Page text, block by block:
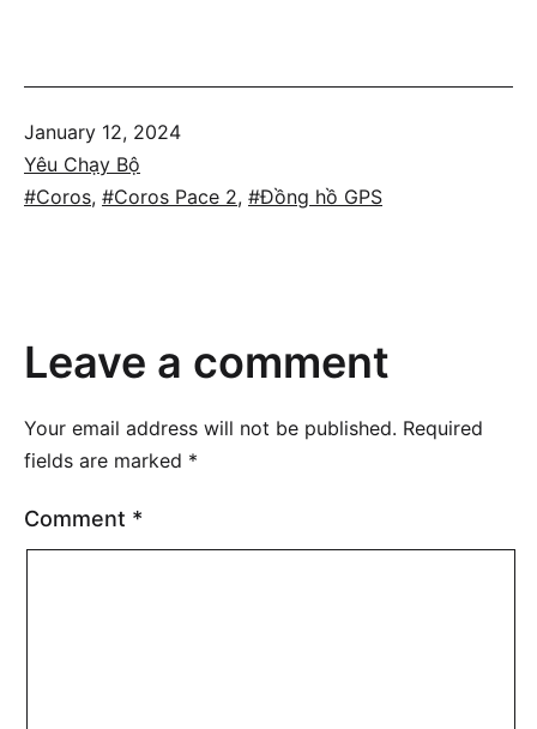
Published
January 12, 2024
Categorized
as
Yêu Chạy Bộ
Tagged
Coros, Coros Pace 2, Đồng hồ GPS
Leave a comment
Your email address will not be published. Required
fields are marked *
Comment *